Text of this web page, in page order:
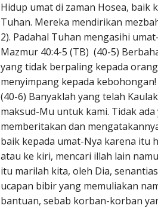
Hidup umat di zaman Hosea, baik
Tuhan. Mereka mendirikan
2). Padahal Tuhan mengasihi
Mazmur 40:4-5 (TB) (40-5)
yang tidak berpaling kepada
menyimpang kepada kebohongan!
(40-6) Banyaklah yang telah
maksud-Mu untuk kami. Tidak
memberitakan dan
baik kepada umat-Nya karena itu
atau ke kiri, mencari illah lain
itu marilah kita, oleh Dia,
ucapan bibir yang memuliakan
bantuan, sebab korban-korban